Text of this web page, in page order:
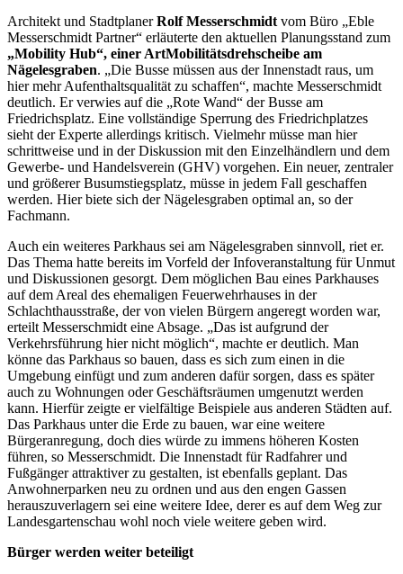
Architekt und StadtplanerRolf Messerschmidtvom Büro „Eble
Messerschmidt Partner“ erläuterte den aktuellen Planungsstand zum
„Mobility Hub“, einer ArtMobilitätsdrehscheibe am
Nägelesgraben. „Die Busse müssen aus der Innenstadt raus, um
hier mehr Aufenthaltsqualität zu schaffen“, machte Messerschmidt
deutlich. Er verwies auf die „Rote Wand“ der Busse am
Friedrichsplatz. Eine vollständige Sperrung des Friedrichplatzes
sieht der Experte allerdings kritisch. Vielmehr müsse man hier
schrittweise und in der Diskussion mit den Einzelhändlern und dem
Gewerbe- und Handelsverein (GHV) vorgehen. Ein neuer, zentraler
und größerer Busumstiegsplatz, müsse in jedem Fall geschaffen
werden. Hier biete sich der Nägelesgraben optimal an, so der
Fachmann.
Auch ein weiteres Parkhaus sei am Nägelesgraben sinnvoll, riet er.
Das Thema hatte bereits im Vorfeld der Infoveranstaltung für Unmut
und Diskussionen gesorgt. Dem möglichen Bau eines Parkhauses
auf dem Areal des ehemaligen Feuerwehrhauses in der
Schlachthausstraße, der von vielen Bürgern angeregt worden war,
erteilt Messerschmidt eine Absage. „Das ist aufgrund der
Verkehrsführung hier nicht möglich“, machte er deutlich. Man
könne das Parkhaus so bauen, dass es sich zum einen in die
Umgebung einfügt und zum anderen dafür sorgen, dass es später
auch zu Wohnungen oder Geschäftsräumen umgenutzt werden
kann. Hierfür zeigte er vielfältige Beispiele aus anderen Städten auf.
Das Parkhaus unter die Erde zu bauen, war eine weitere
Bürgeranregung, doch dies würde zu immens höheren Kosten
führen, so Messerschmidt. Die Innenstadt für Radfahrer und
Fußgänger attraktiver zu gestalten, ist ebenfalls geplant. Das
Anwohnerparken neu zu ordnen und aus den engen Gassen
herauszuverlagern sei eine weitere Idee, derer es auf dem Weg zur
Landesgartenschau wohl noch viele weitere geben wird.
Bürger werden weiter beteiligt